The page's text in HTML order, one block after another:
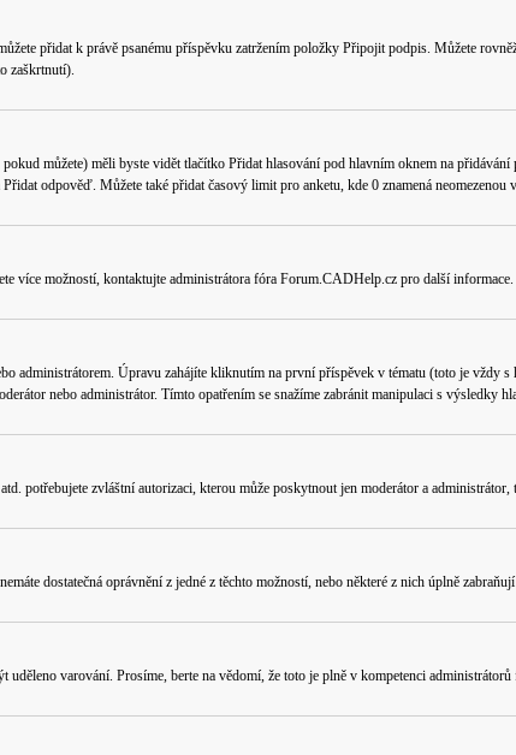
přidat k právě psanému příspěvku zatržením položky Připojit podpis. Můžete
zaškrtnutí).
můžete) měli byste vidět tlačítko Přidat hlasování pod hlavním oknem na
Přidat odpověď. Můžete také přidat časový limit pro anketu, kde 0 znamená
více možností, kontaktujte administrátora fóra Forum.CADHelp.cz pro další informace.
administrátorem. Úpravu zahájíte kliknutím na první příspěvek v tématu (toto je vždy
nebo administrátor. Tímto opatřením se snažíme zabránit manipulaci s výsledky
potřebujete zvláštní autorizaci, kterou může poskytnout jen moderátor a administrátor,
dostatečná oprávnění z jedné z těchto možností, nebo některé z nich úplně
varování. Prosíme, berte na vědomí, že toto je plně v kompetenci